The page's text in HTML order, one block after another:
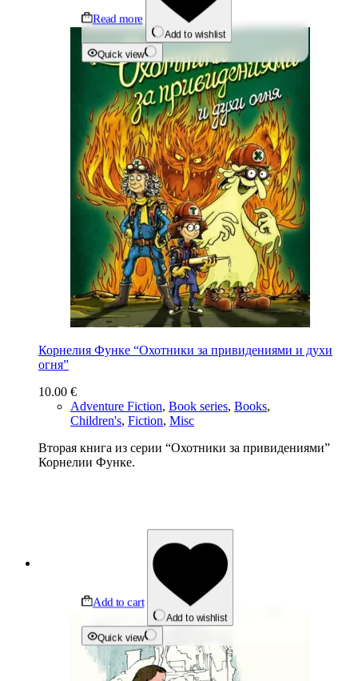
Read more
Add to wishlist
Quick view
Корнелия Функе “Охотники за привидениями и духи
огня”
10.00 €
Adventure Fiction, Book series, Books,
Children's, Fiction, Misc
Вторая книга из серии “Охотники за привидениями”
Корнелии Функе.
Add to cart
Add to wishlist
Quick view